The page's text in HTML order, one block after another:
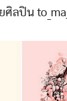
ศิลปิน